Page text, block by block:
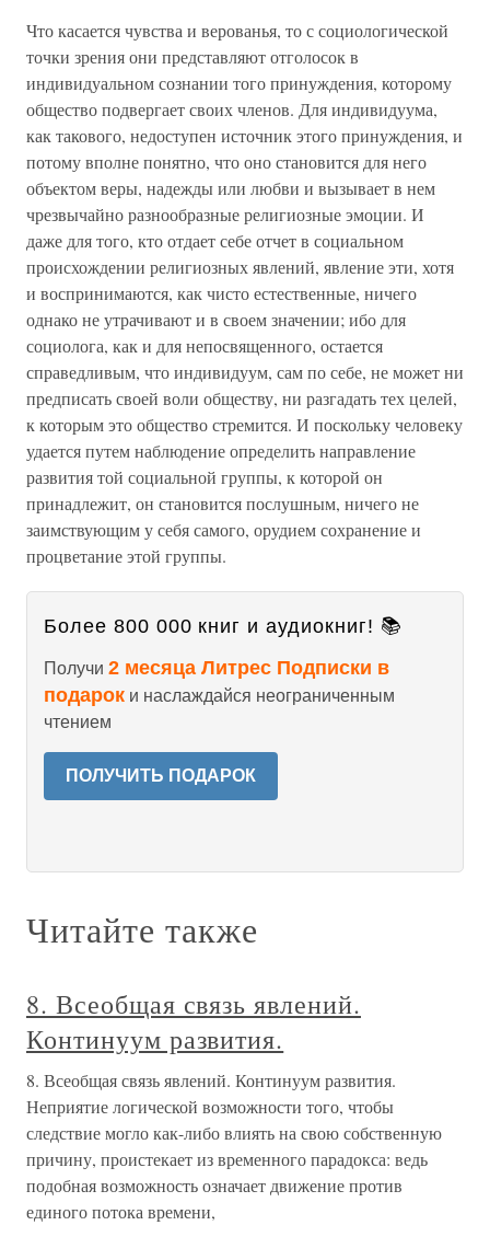
Что касается чувства и верованья, то с социологической
точки зрения они представляют отголосок в
индивидуальном сознании того принуждения, которому
общество подвергает своих членов. Для индивидуума,
как такового, недоступен источник этого принуждения, и
потому вполне понятно, что оно становится для него
объектом веры, надежды или любви и вызывает в нем
чрезвычайно разнообразные религиозные эмоции. И
даже для того, кто отдает себе отчет в социальном
происхождении религиозных явлений, явление эти, хотя
и воспринимаются, как чисто естественные, ничего
однако не утрачивают и в своем значении; ибо для
социолога, как и для непосвященного, остается
справедливым, что индивидуум, сам по себе, не может ни
предписать своей воли обществу, ни разгадать тех целей,
к которым это общество стремится. И поскольку человеку
удается путем наблюдение определить направление
развития той социальной группы, к которой он
принадлежит, он становится послушным, ничего не
заимствующим у себя самого, орудием сохранение и
процветание этой группы.
Более 800 000 книг и аудиокниг! 📚
Получи 2 месяца Литрес Подписки в
подарок и наслаждайся неограниченным
чтением
ПОЛУЧИТЬ ПОДАРОК
Читайте также
8. Всеобщая связь явлений.
Континуум развития.
8. Всеобщая связь явлений. Континуум развития.
Неприятие логической возможности того, чтобы
следствие могло как-либо влиять на свою собственную
причину, проистекает из временного парадокса: ведь
подобная возможность означает движение против
единого потока времени,